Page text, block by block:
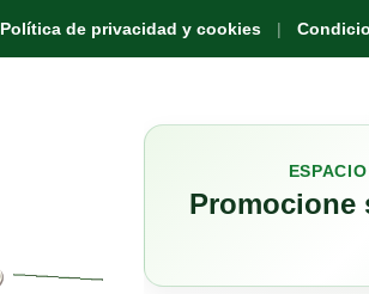
Política de privacidad y cookies
Promocione